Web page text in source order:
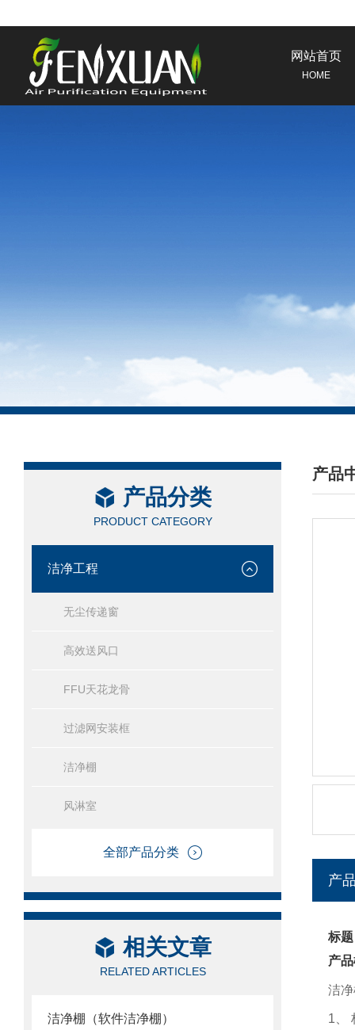
网站首页
HOME
产品分类
PRODUCT CATEGORY
洁净工程
无尘传递窗
高效送风口
FFU天花龙骨
过滤网安装框
洁净棚
风淋室
全部产品分类
相关文章
RELATED ARTICLES
洁净棚（软件洁净棚）
产品
/
产
标
产
洁
1